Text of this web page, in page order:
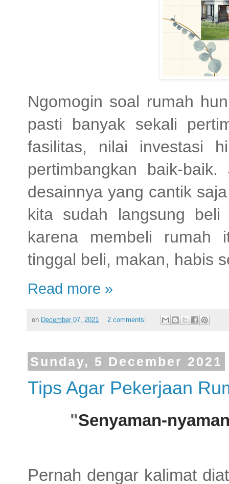
Ngomogin soal rumah
pasti banyak sekali
fasilitas, nilai investasi
pertimbangkan baik-
desainnya yang cantik
kita sudah langsung
karena membeli rumah
tinggal beli, makan, habis
Read more »
on December 07, 2021 2 comments:
Sunday, 5 December 2021
Tips Agar Pekerjaan
"Senyaman-
Pernah dengar kalimat